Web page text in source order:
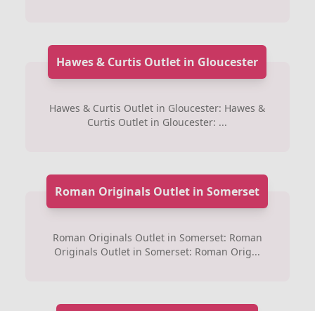
Hawes & Curtis Outlet in Gloucester
Hawes & Curtis Outlet in Gloucester: Hawes &
Curtis Outlet in Gloucester: ...
Roman Originals Outlet in Somerset
Roman Originals Outlet in Somerset: Roman
Originals Outlet in Somerset: Roman Orig...